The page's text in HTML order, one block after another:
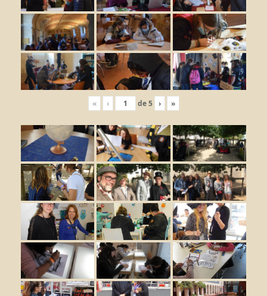
« ‹ de5 › »